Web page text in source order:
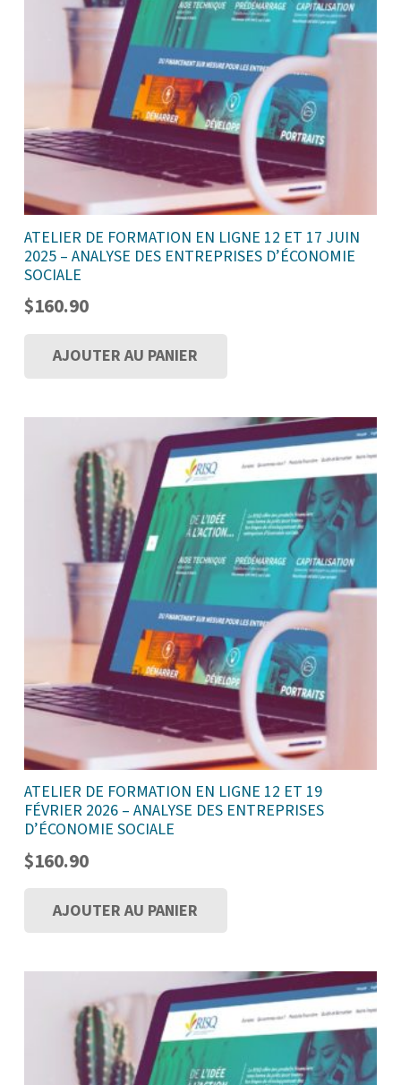
ATELIER DE FORMATION EN LIGNE 12 ET 17 JUIN
2025 – ANALYSE DES ENTREPRISES D’ÉCONOMIE
SOCIALE
$160.90
AJOUTER AU PANIER
ATELIER DE FORMATION EN LIGNE 12 ET 19
FÉVRIER 2026 – ANALYSE DES ENTREPRISES
D’ÉCONOMIE SOCIALE
$160.90
AJOUTER AU PANIER